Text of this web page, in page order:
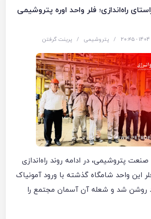
راه‌اندازی؛ فلر واحد اوره پتروشیمی
/ پتروشیمی / پرینت گرفتن
پتروشیمی، در ادامه روند راه‌اندازی
این واحد شامگاه گذشته با ورود آمونیاک
روشن شد و شعله آن آسمان مجتمع را